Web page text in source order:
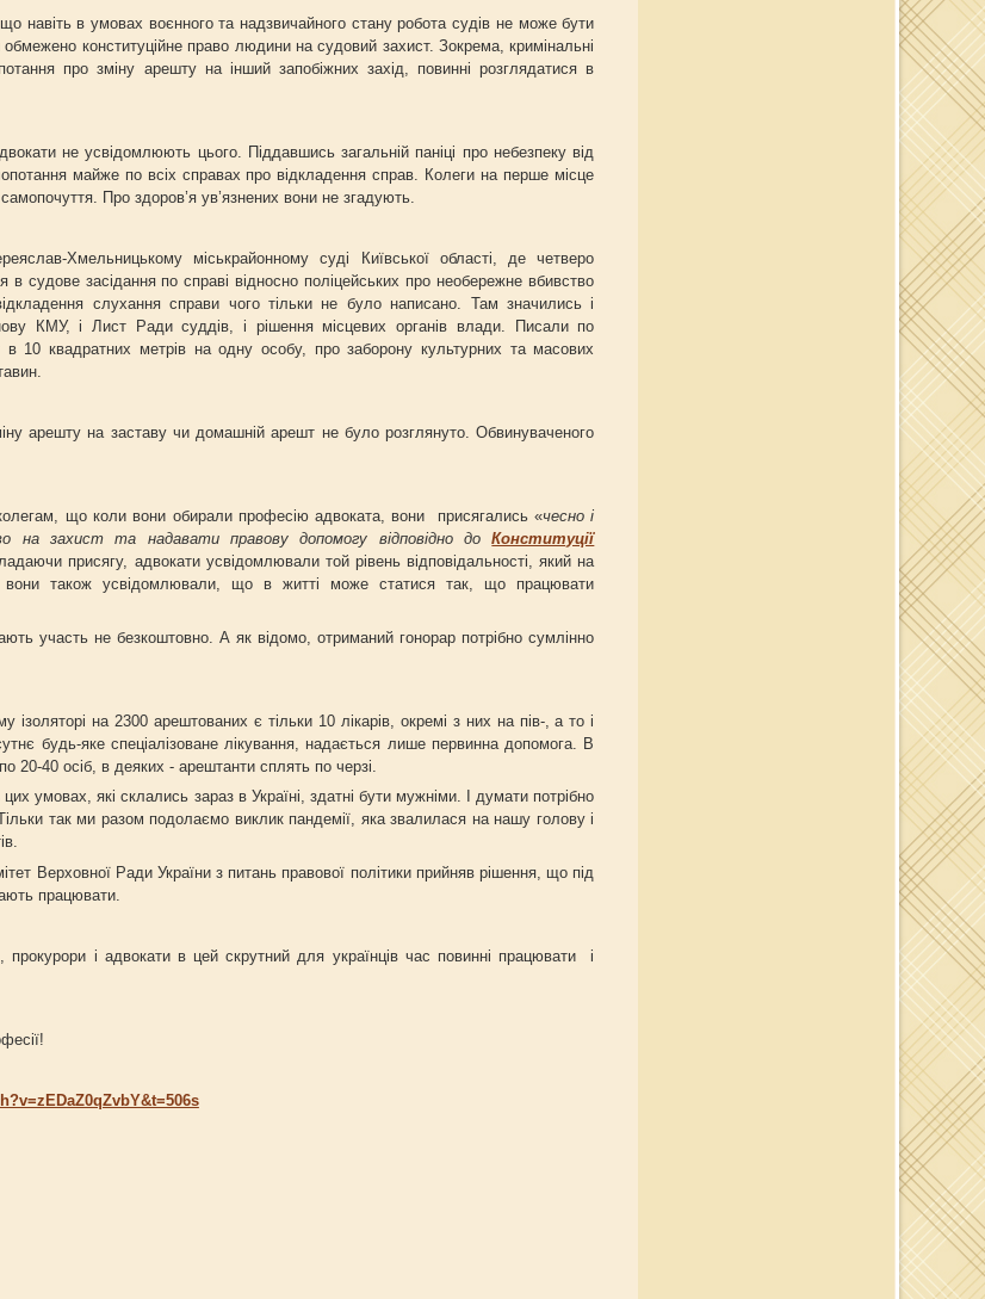
що навіть в умовах воєнного та надзвичайного стану робота судів не може бути
конституційне право людини на судовий захист. Зокрема, кримінальні
про зміну арешту на інший запобіжних захід, повинні розглядатися в
не усвідомлюють цього. Піддавшись загальній паніці про небезпеку від
майже по всіх справах про відкладення справ. Колеги на перше місце
Про здоров’я ув’язнених вони не згадують.
Хмельницькому міськрайонному суді Київської області, де четверо
в судове засідання по справі відносно поліцейських про необережне вбивство
слухання справи чого тільки не було написано. Там значились і
КМУ, і Лист Ради суддів, і рішення місцевих органів влади. Писали по
в 10 квадратних метрів на одну особу, про заборону культурних та масових
арешту на заставу чи домашній арешт не було розглянуто. Обвинуваченого
що коли вони обирали професію адвоката, вони присягались «чесно і
на захист та надавати правову допомогу відповідно доКонституції
присягу, адвокати усвідомлювали той рівень відповідальності, який на
також усвідомлювали, що в житті може статися так, що працювати
участь не безкоштовно. А як відомо, отриманий гонорар потрібно сумлінно
ізоляторі на 2300 арештованих є тільки 10 лікарів, окремі з них на пів-, а то і
будь-яке спеціалізоване лікування, надається лише первинна допомога. В
20-40 осіб, в деяких - арештанти сплять по черзі.
умовах, які склались зараз в Україні, здатні бути мужніми. І думати потрібно
так ми разом подолаємо виклик пандемії, яка звалилася на нашу голову і
Ради України з питань правової політики прийняв рішення, що під
працювати.
і адвокати в цей скрутний для українців час повинні працювати і